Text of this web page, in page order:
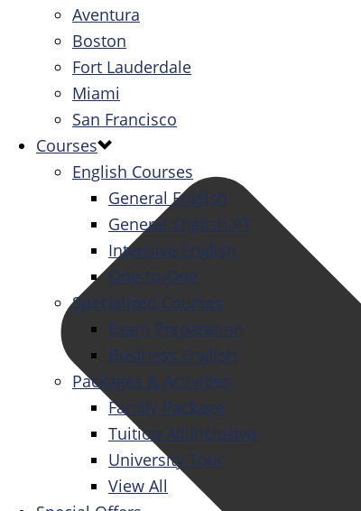
Aventura
Boston
Fort Lauderdale
Miami
San Francisco
Courses
English Courses
General English
General English PT
Intensive English
One-to-One
Specialized Courses
Exam Preparation
Business English
Packages & Activities
Family Package
Tuition All Inclusive
University Tour
View All